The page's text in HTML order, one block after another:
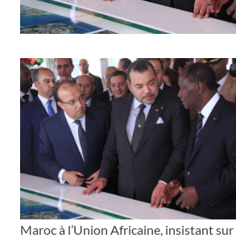
Maroc à l’Union Africaine, insistant